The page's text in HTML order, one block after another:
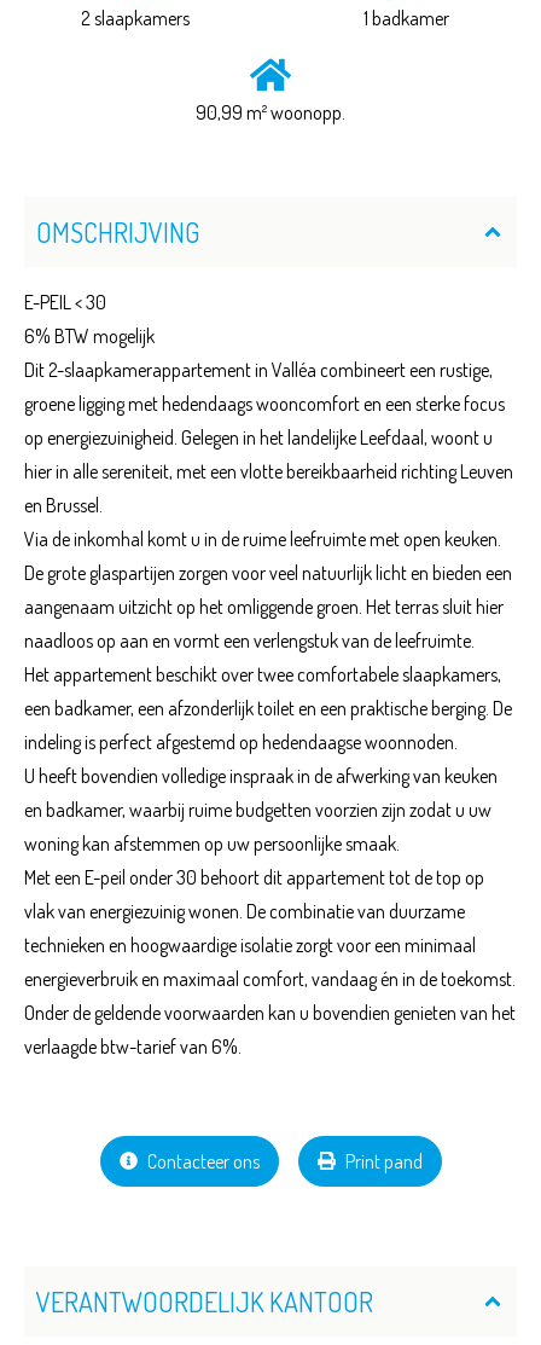
2 slaapkamers 1 badkamer
90,99 m² woonopp.
OMSCHRIJVING
E-PEIL < 30
6% BTW mogelijk
Dit 2-slaapkamerappartement in Valléa combineert een rustige,
groene ligging met hedendaags wooncomfort en een sterke focus
op energiezuinigheid. Gelegen in het landelijke Leefdaal, woont u
hier in alle sereniteit, met een vlotte bereikbaarheid richting Leuven
en Brussel.
Via de inkomhal komt u in de ruime leefruimte met open keuken.
De grote glaspartijen zorgen voor veel natuurlijk licht en bieden een
aangenaam uitzicht op het omliggende groen. Het terras sluit hier
naadloos op aan en vormt een verlengstuk van de leefruimte.
Het appartement beschikt over twee comfortabele slaapkamers,
een badkamer, een afzonderlijk toilet en een praktische berging. De
indeling is perfect afgestemd op hedendaagse woonnoden.
U heeft bovendien volledige inspraak in de afwerking van keuken
en badkamer, waarbij ruime budgetten voorzien zijn zodat u uw
woning kan afstemmen op uw persoonlijke smaak.
Met een E-peil onder 30 behoort dit appartement tot de top op
vlak van energiezuinig wonen. De combinatie van duurzame
technieken en hoogwaardige isolatie zorgt voor een minimaal
energieverbruik en maximaal comfort, vandaag én in de toekomst.
Onder de geldende voorwaarden kan u bovendien genieten van het
verlaagde btw-tarief van 6%.
Contacteer ons Print pand
VERANTWOORDELIJK KANTOOR